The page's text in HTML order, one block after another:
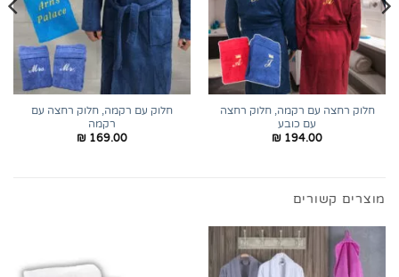
חלוק רחצה עם רקמה, חלוק רחצה
עם כובע
₪ 194.00
חלוק עם רקמה, חלוק רחצה עם
רקמה
₪ 169.00
מוצרים קשורים